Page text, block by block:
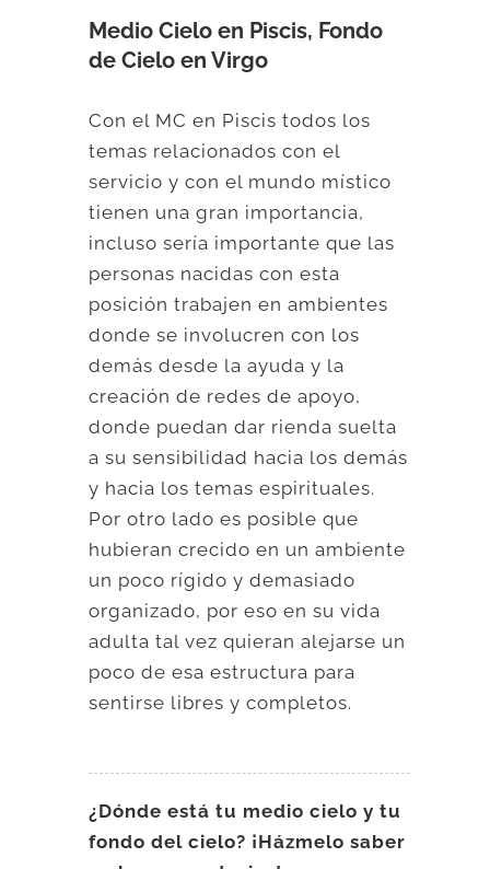
Medio Cielo en Piscis, Fondo
de Cielo en Virgo
Con el MC en Piscis todos los
temas relacionados con el
servicio y con el mundo místico
tienen una gran importancia,
incluso sería importante que las
personas nacidas con esta
posición trabajen en ambientes
donde se involucren con los
demás desde la ayuda y la
creación de redes de apoyo,
donde puedan dar rienda suelta
a su sensibilidad hacia los demás
y hacia los temas espirituales.
Por otro lado es posible que
hubieran crecido en un ambiente
un poco rígido y demasiado
organizado, por eso en su vida
adulta tal vez quieran alejarse un
poco de esa estructura para
sentirse libres y completos.
¿Dónde está tu medio cielo y tu
fondo del cielo? ¡Házmelo saber